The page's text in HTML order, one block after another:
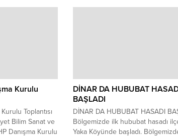
Kurulu
Toplantısı
Bilim Sanat ve
Danışma Kurulu
DİNAR DA HUBUBAT
BAŞLADI
DİNAR DA HUBUBAT HASADI
Bölgemizde ilk hububat hasadı
Yaka Köyünde başladı.